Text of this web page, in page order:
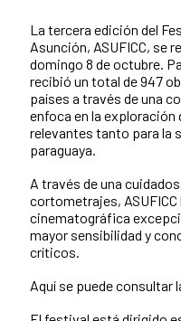
La tercera edición del
Asunción, ASUFICC, se
domingo 8 de octubre.
recibió un total de 947
países a través de una
enfoca en la
relevantes tanto para la
paraguaya.
A través de una
cortometrajes,
cinematográfica
mayor sensibilidad y
críticos.
Aquí se puede consultar